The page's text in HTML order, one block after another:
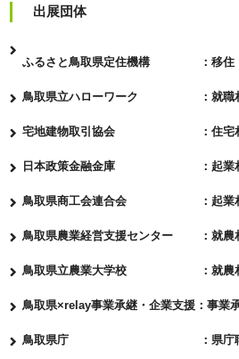
出展団体
ふるさと鳥取県定住機構 ：移住
鳥取県立ハローワーク ：就職
宅地建物取引協会 ：住宅
日本政策金融金庫 ：起業
鳥取県商工会連合会 ：起業
鳥取県農業経営支援センター ：就農
鳥取県立農業大学校 ：就農
鳥取県×relay事業承継・企業支援：事業
鳥取県庁 ：県庁職員